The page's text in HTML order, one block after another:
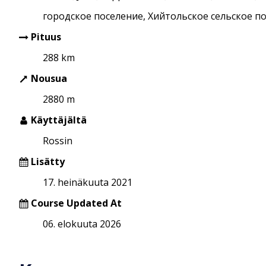
городское поселение, Хийтольское сельское
Pituus
288 km
Nousua
2880 m
Käyttäjältä
Rossin
Lisätty
17. heinäkuuta 2021
Course Updated At
06. elokuuta 2026